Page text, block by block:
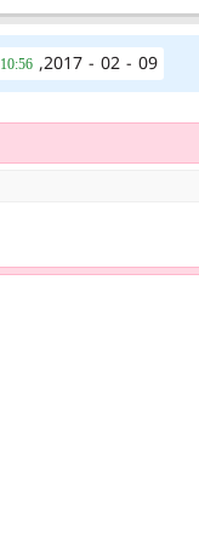
09 - 02 - 2017,
10:56 PM